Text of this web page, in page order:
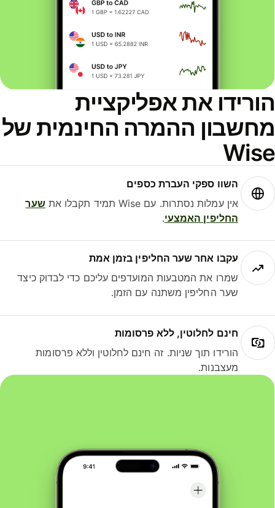
את אפליקציית
ההמרה החינמית של
השוו ספקי העברת כספים
אין עמלות נסתרות. עם Wise תמיד תקבלו את
שער
החליפין האמצעי.
עקבו אחר שער החליפין בזמן אמת
שמרו את המטבעות המועדפים עליכם כדי לבדוק כיצד
שער החליפין משתנה עם הזמן.
חינם לחלוטין, ללא פרסומות
הורידו תוך שניות. זה חינם לחלוטין וללא פרסומות
מעצבנות.